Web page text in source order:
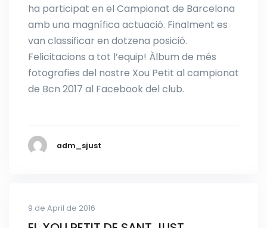
ha participat en el Campionat de Barcelona
amb una magnífica actuació. Finalment es
van classificar en dotzena posició.
Felicitacions a tot l’equip! Àlbum de més
fotografies del nostre Xou Petit al campionat
de Bcn 2017 al Facebook del club.
adm_sjust
9 de April de 2016